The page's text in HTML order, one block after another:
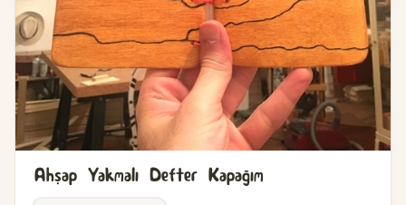
Ahşap Yakmalı Defter Kapağım